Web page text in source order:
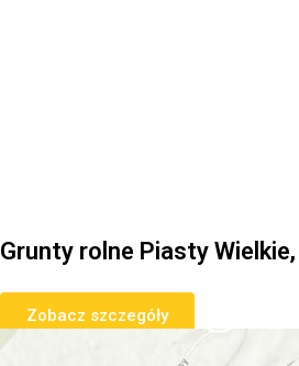
Grunty rolne Piasty
Zobacz szczegóły